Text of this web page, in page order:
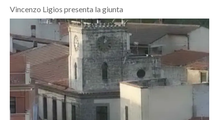
ITALIA
MONDO
POLITICA
ECONOMIA
SERVIZI ALLE IMPRESE
Vincenzo Ligios presenta la giunta